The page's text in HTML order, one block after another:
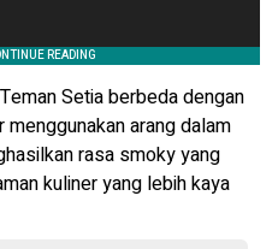
Setia berbeda dengan
menggunakan arang dalam
rasa smoky yang
kuliner yang lebih kaya